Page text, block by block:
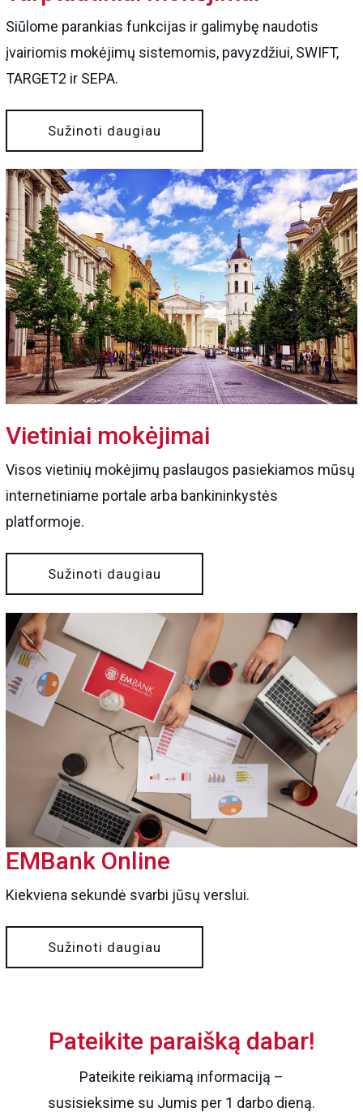
Siūlome parankias funkcijas ir galimybę naudotis
įvairiomis mokėjimų sistemomis, pavyzdžiui, SWIFT,
TARGET2 ir SEPA.
Sužinoti daugiau
Vietiniai mokėjimai
Visos vietinių mokėjimų paslaugos pasiekiamos mūsų
internetiniame portale arba bankininkystės
platformoje.
Sužinoti daugiau
EMBank Online
Kiekviena sekundė svarbi jūsų verslui.
Sužinoti daugiau
Pateikite paraišką dabar!
Pateikite reikiamą informaciją –
susisieksime su Jumis per 1 darbo dieną.